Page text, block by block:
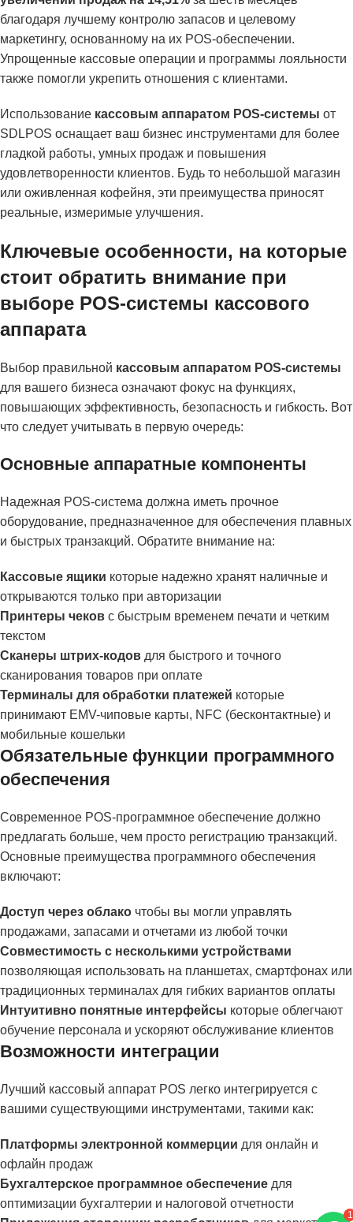
благодаря лучшему контролю запасов и целевому
маркетингу, основанному на их POS-обеспечении.
Упрощенные кассовые операции и программы лояльности
также помогли укрепить отношения с клиентами.
Использование кассовым аппаратом POS-системы от
SDLPOS оснащает ваш бизнес инструментами для более
гладкой работы, умных продаж и повышения
удовлетворенности клиентов. Будь то небольшой магазин
или оживленная кофейня, эти преимущества приносят
реальные, измеримые улучшения.
Ключевые особенности, на которые
стоит обратить внимание при
выборе POS-системы кассового
аппарата
Выбор правильной кассовым аппаратом POS-системы
для вашего бизнеса означают фокус на функциях,
повышающих эффективность, безопасность и гибкость. Вот
что следует учитывать в первую очередь:
Основные аппаратные компоненты
Надежная POS-система должна иметь прочное
оборудование, предназначенное для обеспечения плавных
и быстрых транзакций. Обратите внимание на:
Кассовые ящики которые надежно хранят наличные и
открываются только при авторизации
Принтеры чеков с быстрым временем печати и четким
текстом
Сканеры штрих-кодов для быстрого и точного
сканирования товаров при оплате
Терминалы для обработки платежей которые
принимают EMV-чиповые карты, NFC (бесконтактные) и
мобильные кошельки
Обязательные функции программного
обеспечения
Современное POS-программное обеспечение должно
предлагать больше, чем просто регистрацию транзакций.
Основные преимущества программного обеспечения
включают:
Доступ через облако чтобы вы могли управлять
продажами, запасами и отчетами из любой точки
Совместимость с несколькими устройствами
позволяющая использовать на планшетах, смартфонах или
традиционных терминалах для гибких вариантов оплаты
Интуитивно понятные интерфейсы которые облегчают
обучение персонала и ускоряют обслуживание клиентов
Возможности интеграции
Лучший кассовый аппарат POS легко интегрируется с
вашими существующими инструментами, такими как:
Платформы электронной коммерции для онлайн и
офлайн продаж
Бухгалтерское программное обеспечение для
оптимизации бухгалтерии и налоговой отчетности